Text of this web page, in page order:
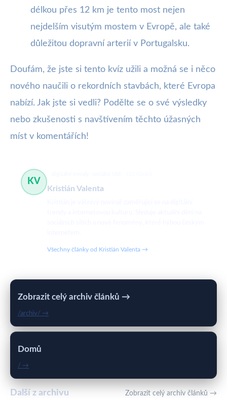
délkou přes 12 km je tento most nejen
nejdelším visutým mostem v Evropě, ale také
důležitou dopravní arterií v Portugalsku.
Doufám, že jste si tento kvíz užili a možná se i něco
nového naučili o rekordních stavbách, které Evropa
nabízí. Jak jste si vedli? Podělte se o své výsledky
nebo zkušenosti s navštívením těchto úžasných
míst v komentářích!
KV
Kristián Valenta
Všechny články od Kristián Valenta →
Zobrazit celý archiv článků →
/archiv/ →
Domů
/ →
Další z archivu Zobrazit celý archiv článků →